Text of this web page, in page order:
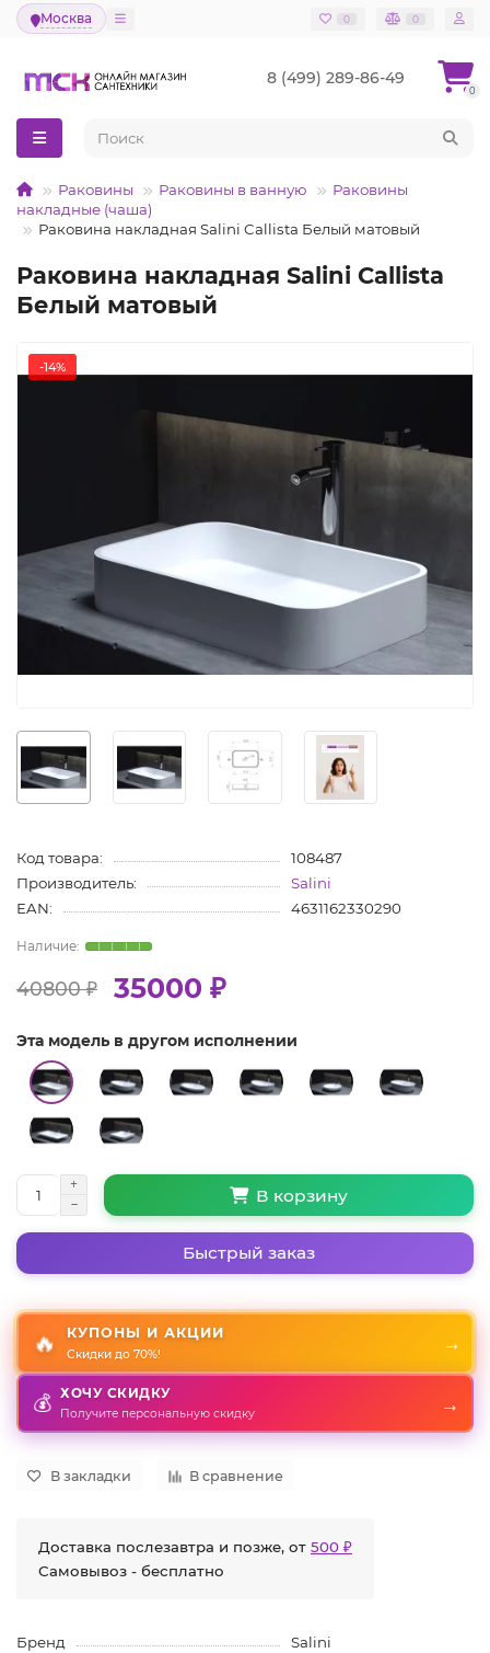
Москва 0 0
8 (499) 289-86-49
0
Раковины Раковины в ванную
Раковины
накладные (чаша)
Раковина накладная Salini Callista Белый матовый
Раковина накладная Salini Callista
Белый матовый
-14%
Код товара:
108487
Производитель:
Salini
EAN:
4631162330290
40800 ₽ 35000 ₽
Эта модель в другом исполнении
В корзину
Быстрый заказ
🔥 КУПОНЫ И АКЦИИ
Скидки до 70%!
→
💰 ХОЧУ СКИДКУ
Получите персональную скидку →
В закладки В сравнение
Доставка послезавтра и позже, от 500 ₽
Самовывоз - бесплатно
Бренд
Salini